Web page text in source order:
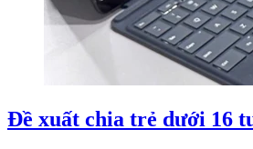
Đề xuất chia trẻ dưới 16